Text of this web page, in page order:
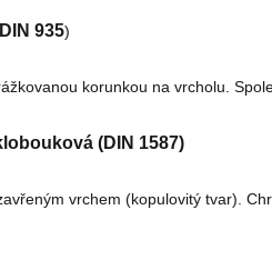
935)
korunkou na vrcholu.
(DIN 1587)
vrchem (kopulovitý tvar).